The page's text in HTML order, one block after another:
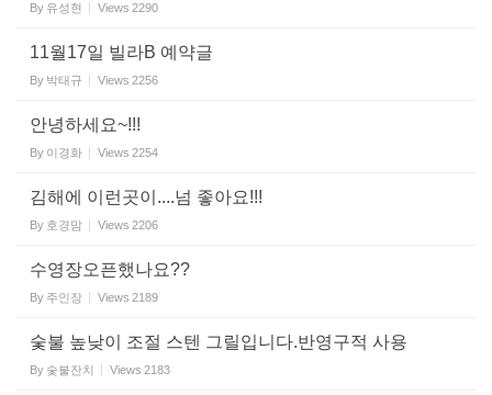
By 유성현 Views 2290
11월17일 빌라B 예약글
By 박태규 Views 2256
안녕하세요~!!!
By 이경화 Views 2254
김해에 이런곳이....넘 좋아요!!!
By 호경맘 Views 2206
수영장오픈했나요??
By 주인장 Views 2189
숯불 높낮이 조절 스텐 그릴입니다.반영구적 사용
By 숯불잔치 Views 2183